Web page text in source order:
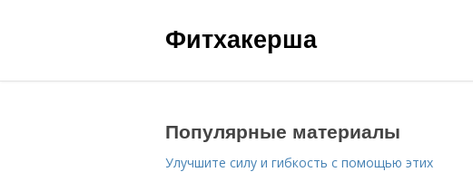
Фитхакерша
Популярные материалы
Улучшите силу и гибкость с помощью этих